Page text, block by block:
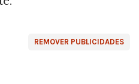
REMOVER PUBLICIDADES